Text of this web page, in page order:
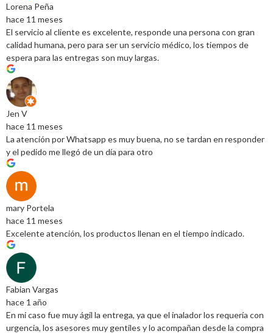
Lorena Peña
hace 11 meses
El servicio al cliente es excelente, responde una persona con gran
calidad humana, pero para ser un servicio médico, los tiempos de
espera para las entregas son muy largas.
Jen V
hace 11 meses
La atención por Whatsapp es muy buena, no se tardan en responder
y el pedido me llegó de un día para otro
mary Portela
hace 11 meses
Excelente atención, los productos llenan en el tiempo indicado.
Fabian Vargas
hace 1 año
En mi caso fue muy ágil la entrega, ya que el inalador los requería con
urgencia, los asesores muy gentiles y lo acompañan desde la compra